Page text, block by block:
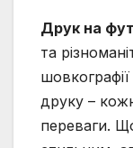
Друк на
та
друку –
переваги.